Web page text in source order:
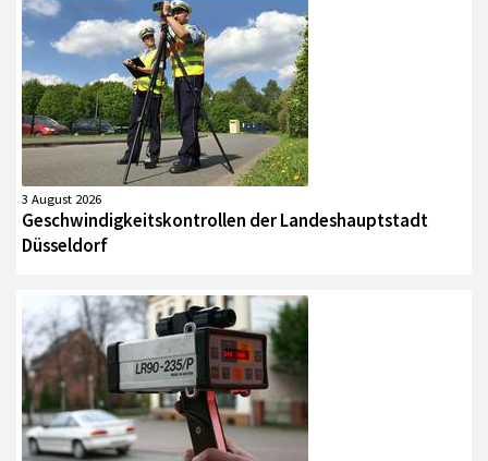
3 August 2026
Geschwindigkeitskontrollen der Landeshauptstadt
Düsseldorf